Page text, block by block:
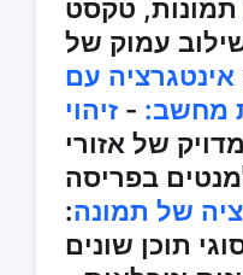
תמונות, טקסט
#### 2. שילוב עמוק של
אינטגרציה עם
מחשב: - זיהוי
של אזורי
בפריסה
של תמונה:
תוכן שונים